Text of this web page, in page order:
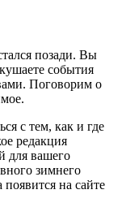
позади. Вы
события
Поговорим о
с тем, как и где
редакция
для вашего
зимнего
на сайте